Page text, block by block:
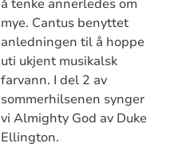
å tenke annerledes om
mye. Cantus benyttet
anledningen til å hoppe
uti ukjent musikalsk
farvann. I del 2 av
sommerhilsenen synger
vi Almighty God av Duke
Ellington.